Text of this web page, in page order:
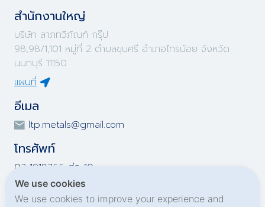
สำนักงานใหญ่
บริษัท ลาภทวีภัณฑ์ กรุ๊ป
98,98/1,101 หมู่ที่ 2 ตำบลขุนศรี อำเภอไทรน้อย จังหวัด
นนทบุรี 11150
แผนที่
อีเมล
ltp.metals@gmail.com
โทรศัพท์
02-1918766 ต่อ 10
02-1918767 ต่อ 10
02-1919695 ต่อ 10
We use cookies
We use cookies to improve your experience and